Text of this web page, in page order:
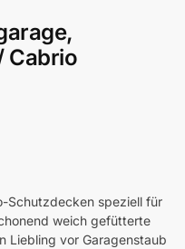
Cabrio
Schutzdecken speziell für
weich gefütterte
Liebling vor Garagenstaub